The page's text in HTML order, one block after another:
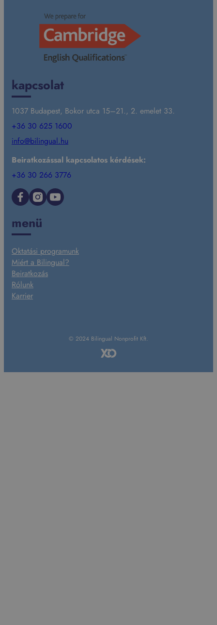
kapcsolat
1037 Budapest, Bokor utca 15–21., 2. emelet 33.
+36 30 625 1600
info@bilingual.hu
Beiratkozással kapcsolatos kérdések:
+36 30 266 3776
Facebook Instagram YouTube
menü
Oktatási programunk
Miért a Bilingual?
Beiratkozás
Rólunk
Karrier
© 2024 Bilingual Nonprofit Kft.